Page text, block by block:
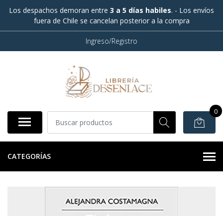
Los despachos demoran entre 3 a 5 días habiles. - Los envíos
fuera de Chile se cancelan posterior a la compra
Ingreso/Registro
0
CATEGORÍAS